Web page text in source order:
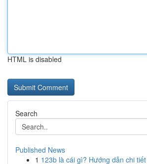
HTML is disabled
Search
Published News
1 123b là cái gì? Hướng dẫn chi